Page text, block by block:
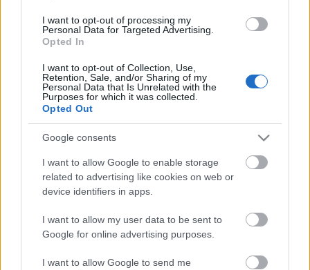
I want to opt-out of processing my
Personal Data for Targeted Advertising.
Opted In
I want to opt-out of Collection, Use,
Retention, Sale, and/or Sharing of my
Personal Data that Is Unrelated with the
Purposes for which it was collected.
Opted Out
Google consents
I want to allow Google to enable storage
related to advertising like cookies on web or
device identifiers in apps.
I want to allow my user data to be sent to
Google for online advertising purposes.
I want to allow Google to send me
HIRDETÉS
Paks II.: Mit jelent az 5. blokk új
mérföldköve a felülvizsgálat
árnyékában?